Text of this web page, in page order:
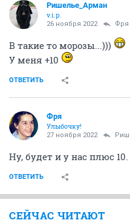
Ришелье_Арман
v.i.p.
26 ноября 2022 Фря
В такие то морозы...)))
У меня +10
ОТВЕТИТЬ
Фря
Улыбочку!
27 ноября 2022
Ну, будет и у нас плюс
ОТВЕТИТЬ
СЕЙЧАС ЧИТАЮТ